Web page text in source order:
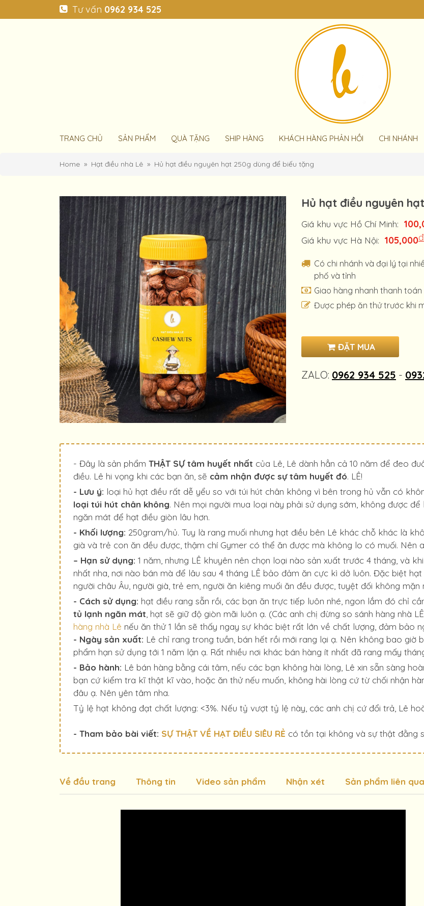
Tư vấn 0962 934 525
TRANG CHỦ SẢN PHẨM QUÀ TẶNG SHIP HÀNG KHÁCH HÀNG PHẢN HỒI CHI NHÁNH
Home Hạt điều nhà Lê Hủ hạt điều nguyên hạt 250g dùng để biếu tặng
Hủ hạt điều nguyên
Giá khu vực Hồ Chí Minh:
Giá khu vực Hà Nội: 105,000đ
Có chi nhánh và đại lý tại
phố và tỉnh
Giao hàng nhanh thanh
Được phép ăn thử trước khi
ĐẶT MUA
ZALO: 0962 934 525 -
- Đây là sản phẩm THẬT SỰ tâm huyết nhất của Lê, Lê dành hẳn cả 10 năm để đeo
điều. Lê hi vọng khi các bạn ăn, sẽ cảm nhận được sự tâm huyết đó. LÊ!
- Lưu ý: loại hủ hạt điều rất dễ yểu so với túi hút chân không vì bên trong hủ vẫn có
loại túi hút chân không. Nên mọi người mua loại này phải sử dụng sớm, không được
ngăn mát để hạt điều giòn lâu hơn.
- Khối lượng: 250gram/hủ. Tuy là rang muối nhưng hạt điều bên Lê khác chỗ khác là
già và trẻ con ăn đều được, thậm chí Gymer có thể ăn được mà không lo có muối. Nên
– Hạn sử dụng: 1 năm, nhưng LÊ khuyên nên chọn loại nào sản xuất trước 4 tháng, và
nhất nha, nơi nào bán mà để lâu sau 4 tháng LÊ bảo đảm ăn cực kì dở luôn. Đặc biệt
người châu Âu, người già, trẻ em, người ăn kiêng muối ăn đều được, tuyệt đối không
- Cách sử dụng: hạt điều rang sẵn rồi, các bạn ăn trực tiếp luôn nhé, ngon lắm đó chỉ
tủ lạnh ngăn mát , hạt sẽ giữ độ giòn mãi luôn ạ. (Các anh chị đừng so sánh hàng nhà
hàng nhà Lê nếu ăn thử 1 lần sẽ thấy ngay sự khác biệt rất lớn về chất lượng, đảm bảo
- Ngày sản xuất: Lê chỉ rang trong tuần, bán hết rồi mới rang lại ạ. Nên không bao giờ
phẩm hạn sử dụng tới 1 năm lận ạ. Rất nhiều nơi khác bán hàng ít nhất đã rang mấy
- Bảo hành: Lê bán hàng bằng cái tâm, nếu các bạn không hài lòng, Lê xin sẵn sàng
bạn cứ kiểm tra kĩ thật kĩ vào, hoặc ăn thử nếu muốn, không hài lòng cứ từ chối nhận
đâu ạ. Nên yên tâm nha.
Tỷ lệ hạt không đạt chất lượng: <3%. Nếu tỷ vượt tỷ lệ này, các anh chị cứ đổi trả, Lê
- Tham bảo bài viết: SỰ THẬT VỀ HẠT ĐIỀU SIÊU RẺ có tồn tại không và sự thật đằng
Về đầu trang Thông tin Video sản phẩm Nhận xét Sản phẩm liên